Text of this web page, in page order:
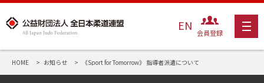
EN 会員登録
HOME お知らせ 《Sport for Tomorrow》 指導者派遣について